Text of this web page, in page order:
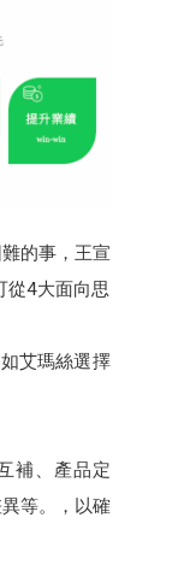
的事，王宣
從4大面向思
艾瑪絲選擇
補、產品定
等。，以確